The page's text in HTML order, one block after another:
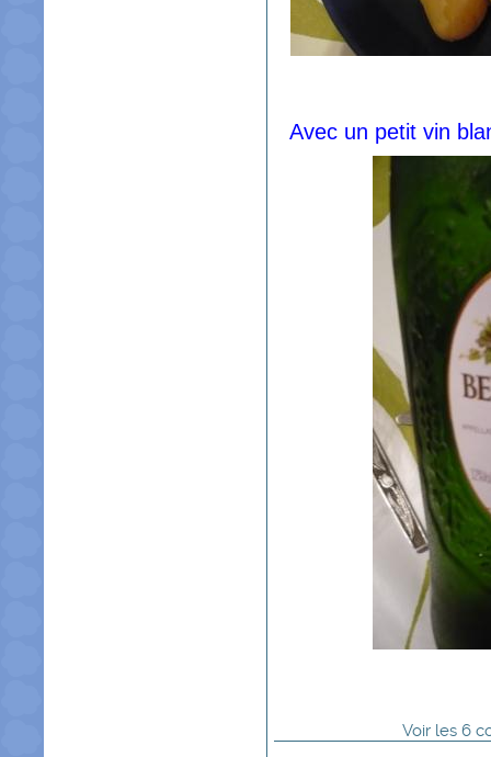
Avec un petit vin
Voir les 6